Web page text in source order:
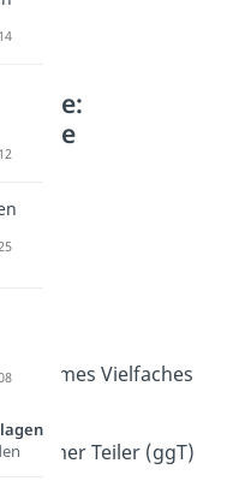
Vielfaches
Teiler (ggT)